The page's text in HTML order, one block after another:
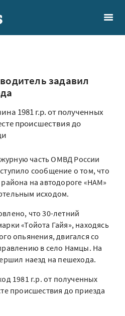
задавил
1981 г.р. от полученных
происшествия до
часть ОМВД России
сообщение о том, что
на автодороге «НАМ»
исходом.
что 30-летний
«Тойота Гайя», находясь
опьянения, двигался со
в село Намцы. На
наезд на пешехода.
1981 г.р. от полученных
происшествия до приезда